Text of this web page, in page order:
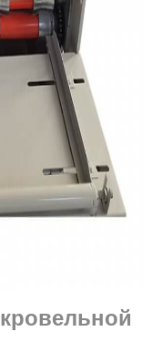
кровельной